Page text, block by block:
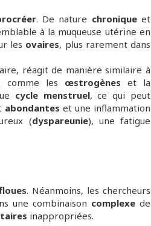
. De nature chroniqueet
à la muqueuse utérine en
les ovaires, plus rarement dans
réagit de manière similaire à
comme les œstrogènes et la
cycle menstruel, ce qui peut
abondantes et une inflammation
(dyspareunie), une fatigue
. Néanmoins, les chercheurs
une combinaison complexe de
inappropriées.